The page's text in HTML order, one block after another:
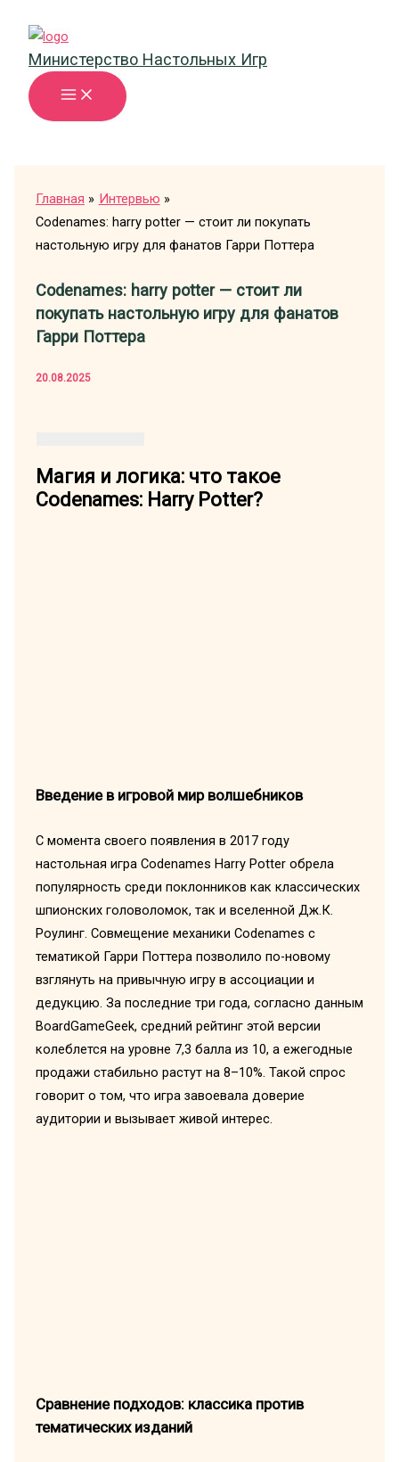
содержимому
Министерство Настольных Игр
Главная
Интервью
Codenames: harry potter — стоит ли покупать
настольную игру для фанатов Гарри Поттера
Codenames: harry potter — стоит ли
покупать настольную игру для фанатов
Гарри Поттера
20.08.2025
Магия и логика: что такое
Codenames: Harry Potter?
Введение в игровой мир волшебников
С момента своего появления в 2017 году
настольная игра Codenames Harry Potter обрела
популярность среди поклонников как классических
шпионских головоломок, так и вселенной Дж.К.
Роулинг. Совмещение механики Codenames с
тематикой Гарри Поттера позволило по-новому
взглянуть на привычную игру в ассоциации и
дедукцию. За последние три года, согласно данным
BoardGameGeek, средний рейтинг этой версии
колеблется на уровне 7,3 балла из 10, а ежегодные
продажи стабильно растут на 8–10%. Такой спрос
говорит о том, что игра завоевала доверие
аудитории и вызывает живой интерес.
Сравнение подходов: классика против
тематических изданий